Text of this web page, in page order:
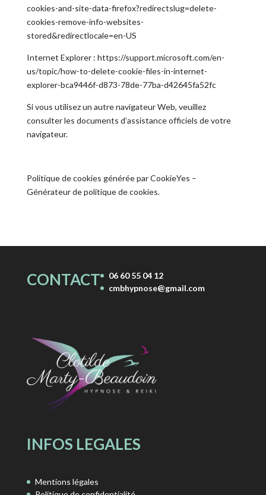
cookies-and-site-data-firefox?redirectslug=delete-
cookies-remove-info-websites-
stored&redirectlocale=en-US
Internet Explorer : https://support.microsoft.com/en-
us/topic/how-to-delete-cookie-files-in-internet-
explorer-bca9446f-d873-78de-77ba-d42645fa52fc
Si vous utilisez un autre navigateur Web, veuillez
consulter les documents d’assistance officiels de votre
navigateur.
Politique de cookies générée par CookieYes –
Générateur de politique de cookies.
CONTACT
06 60 55 04 12
cmbhypnose@gmail.com
INFOS LEGALES
Mentions légales